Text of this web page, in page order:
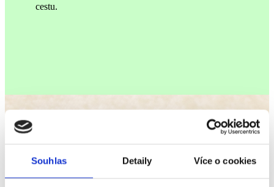
Souhlas Detaily Více o cookies
cestu.